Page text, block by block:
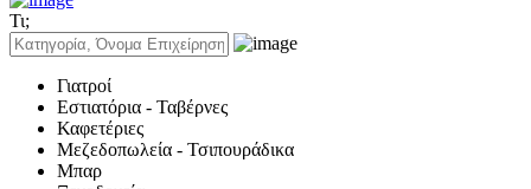
Τι;
Γιατροί
Εστιατόρια - Ταβέρνες
Καφετέριες
Μεζεδοπωλεία - Τσιπουράδικα
Μπαρ